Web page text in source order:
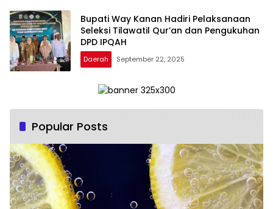
Bupati Way Kanan Hadiri Pelaksanaan
Seleksi Tilawatil Qur’an dan Pengukuhan
DPD IPQAH
Daerah September 22, 2025
Popular Posts